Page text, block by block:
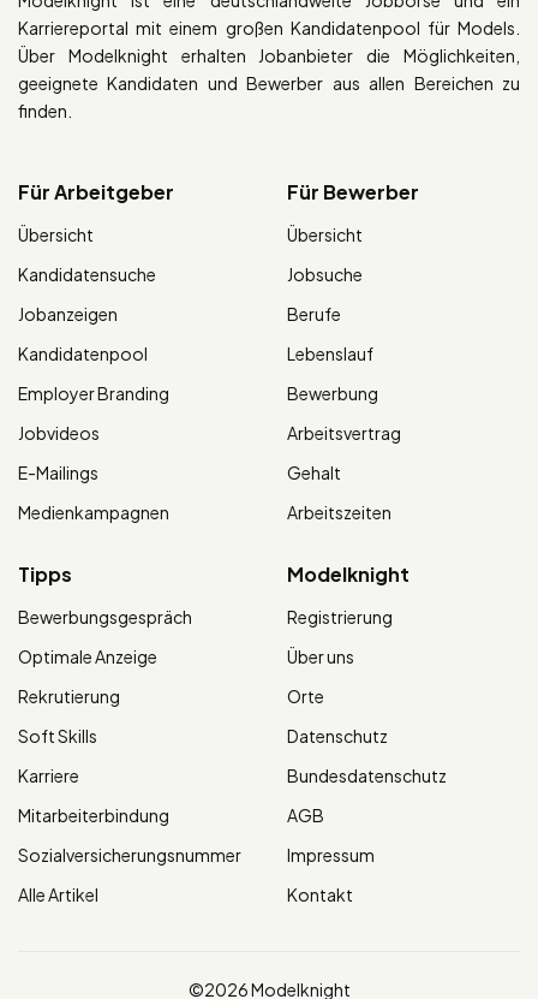
Karriereportal mit einem großen Kandidatenpool für Models.
Über Modelknight erhalten Jobanbieter die Möglichkeiten,
geeignete Kandidaten und Bewerber aus allen Bereichen zu
finden.
Für Arbeitgeber
Übersicht
Kandidatensuche
Jobanzeigen
Kandidatenpool
Employer Branding
Jobvideos
E-Mailings
Medienkampagnen
Für Bewerber
Übersicht
Jobsuche
Berufe
Lebenslauf
Bewerbung
Arbeitsvertrag
Gehalt
Arbeitszeiten
Tipps
Bewerbungsgespräch
Optimale Anzeige
Rekrutierung
Soft Skills
Karriere
Mitarbeiterbindung
Sozialversicherungsnummer
Alle Artikel
Modelknight
Registrierung
Über uns
Orte
Datenschutz
Bundesdatenschutz
AGB
Impressum
Kontakt
©2026 Modelknight